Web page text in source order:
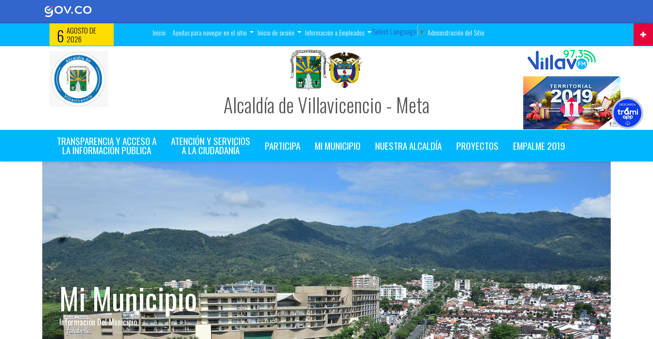
6 AGOSTO DE
2026
Inicio Ayudas para navegar en el sitio Inicio de sesión Información a Empleados Select Language ▼ Administración del Sitio
Alcaldía de Villavicencio - Meta
TRANSPARENCIA Y ACCESO A
LA INFORMACIÓN PÚBLICA
ATENCIÓN Y SERVICIOS
A LA CIUDADANÍA PARTICIPA MI MUNICIPIO NUESTRA ALCALDÍA PROYECTOS EMPALME 2019
Información Del Municipio
DESCARGA